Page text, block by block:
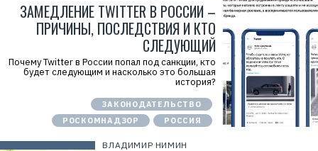
ЗАМЕДЛЕНИЕ TWITTER В РОССИИ –
ПРИЧИНЫ, ПОСЛЕДСТВИЯ И КТО
СЛЕДУЮЩИЙ
Почему Twitter в России попал под санкции, кто
будет следующим и насколько это большая
история?
ЗАКОНОДАТЕЛЬСТВО
РОСКОМНАДЗОР
РОССИЯ
ВЛАДИМИР НИМИН